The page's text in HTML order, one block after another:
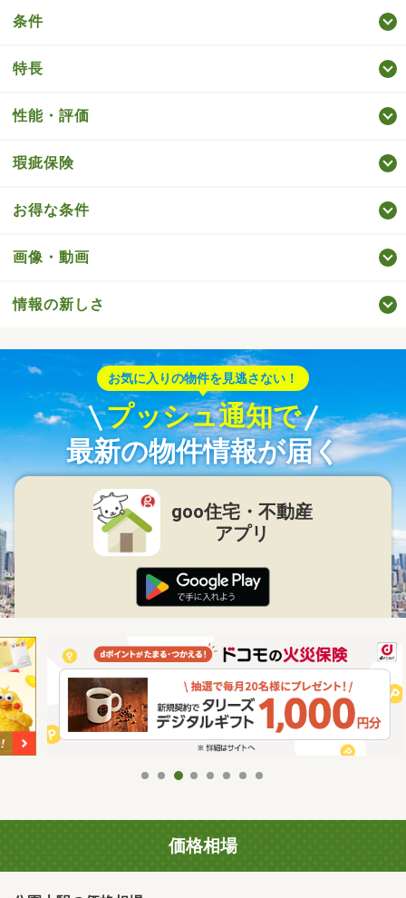
条件
特長
性能・評価
瑕疵保険
お得な条件
画像・動画
情報の新しさ
お気に入りの物件を見逃さない！
プッシュ通知で
最新の物件情報が届く
goo住宅・不動産
アプリ
価格相場